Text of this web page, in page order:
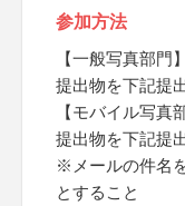
参加方法
【一般写真部門】
提出物を下記提
【モバイル写真
提出物を下記提
※メールの件名
とすること